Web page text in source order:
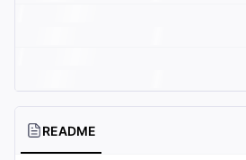
README